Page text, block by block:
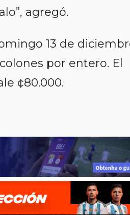
agregó.
13 de
por entero. El
¢80.000.